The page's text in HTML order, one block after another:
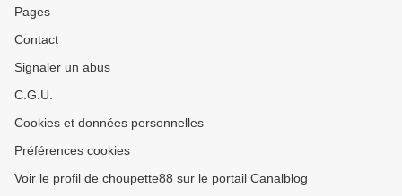
Pages
Contact
Signaler un abus
C.G.U.
Cookies et données personnelles
Préférences cookies
Voir le profil de choupette88 sur le portail Canalblog